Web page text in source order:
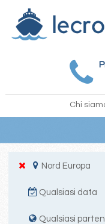
Chi
Nord Europa
Qualsiasi data
Qualsiasi